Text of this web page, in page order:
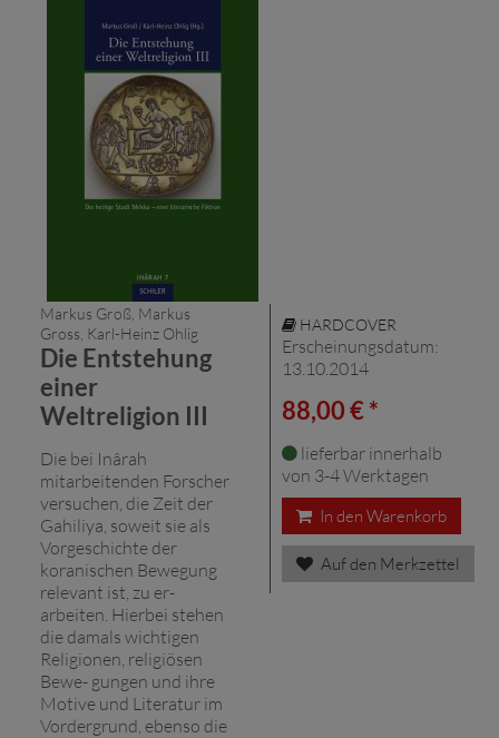
Markus Groß, Markus
Gross, Karl-Heinz Ohlig
Die Entstehung
einer
Weltreligion III
Die bei Inârah
mitarbeitenden Forscher
versuchen, die Zeit der
Gahiliya, soweit sie als
Vorgeschichte der
koranischen Bewegung
relevant ist, zu er-
arbeiten. Hierbei stehen
die damals wichtigen
Religionen, religiösen
Bewe- gungen und ihre
Motive und Literatur im
Vordergrund, ebenso die
HARDCOVER
Erscheinungsdatum:
13.10.2014
88,00 € *
lieferbar innerhalb
von 3-4 Werktagen
In den Warenkorb
Auf den Merkzettel